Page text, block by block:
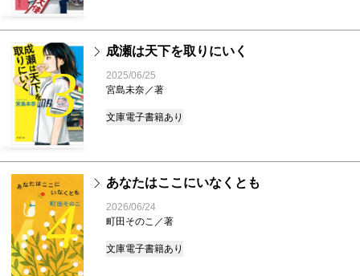
3
成瀬は天下を取りにいく
2025/06/25
宮島未奈／著
文庫電子書籍あり
4
あなたはここにいなくとも
2026/06/24
町田そのこ／著
文庫電子書籍あり